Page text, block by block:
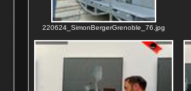
220624_SimonBergerGrenoble_76.jpg